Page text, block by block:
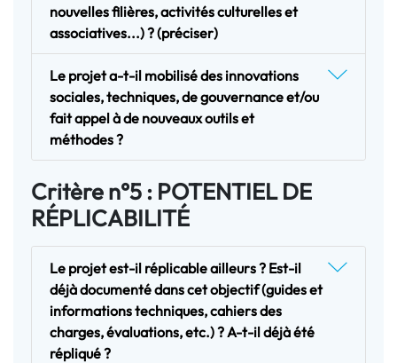
nouvelles filières, activités culturelles et
associatives...) ? (préciser)
Le projet a-t-il mobilisé des innovations
sociales, techniques, de gouvernance et/ou
fait appel à de nouveaux outils et
méthodes ?
Critère n°5 : POTENTIEL DE
RÉPLICABILITÉ
Le projet est-il réplicable ailleurs ? Est-il
déjà documenté dans cet objectif (guides et
informations techniques, cahiers des
charges, évaluations, etc.) ? A-t-il déjà été
répliqué ?